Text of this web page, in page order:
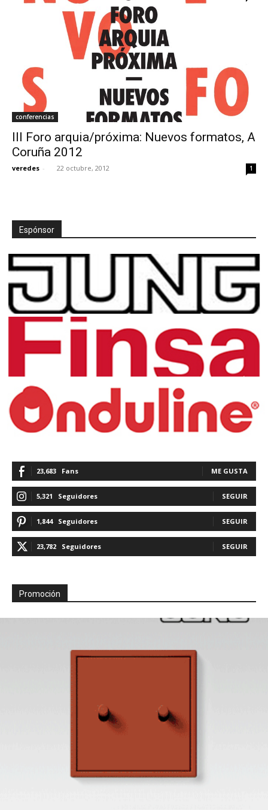
conferencias
III Foro arquia/próxima: Nuevos formatos, A
Coruña 2012
veredes - 22 octubre, 2012 1
Espónsor
23,683 Fans ME GUSTA
5,321 Seguidores SEGUIR
1,844 Seguidores SEGUIR
23,782 Seguidores SEGUIR
Promoción